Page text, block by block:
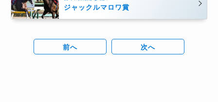
ジャックルマロワ賞
前へ 次へ